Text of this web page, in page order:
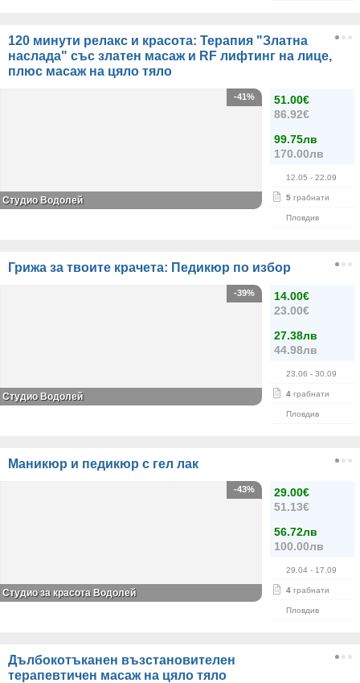
120 минути релакс и красота: Терапия "Златна
наслада" със златен масаж и RF лифтинг на лице,
плюс масаж на цяло тяло
51.00€
86.92€
99.75лв
170.00лв
12.05 - 22.09
5 грабнати
Пловдив
-41%
Студио Водолей
Грижа за твоите крачета: Педикюр по избор
14.00€
23.00€
27.38лв
44.98лв
23.06 - 30.09
4 грабнати
Пловдив
-39%
Студио Водолей
Маникюр и педикюр с гел лак
29.00€
51.13€
56.72лв
100.00лв
29.04 - 17.09
4 грабнати
Пловдив
-43%
Студио за красота Водолей
Дълбокотъканен възстановителен
терапевтичен масаж на цяло тяло